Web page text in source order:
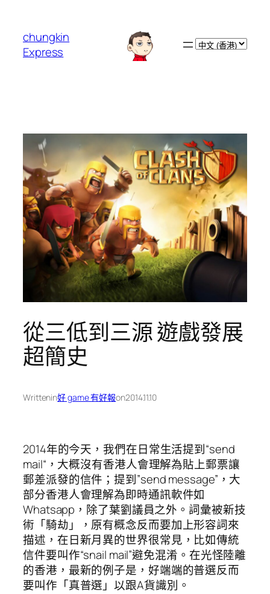
chungkin
Express
Choose
從三低到三源 遊戲發展
超簡史
Writtenin好 game 有好報on2014.11.10
2014年的今天，我們在日常生活提到“send
mail“，大概沒有香港人會理解為貼上郵票讓
郵差派發的信件；提到”send message”，大
部分香港人會理解為即時通訊軟件如
Whatsapp，除了葉劉議員之外。詞彙被新技
術「騎劫」，原有概念反而要加上形容詞來
描述，在日新月異的世界很常見，比如傳統
信件要叫作“snail mail”避免混淆。在光怪陸離
的香港，最新的例子是，好端端的普選反而
要叫作「真普選」以跟A貨識別。